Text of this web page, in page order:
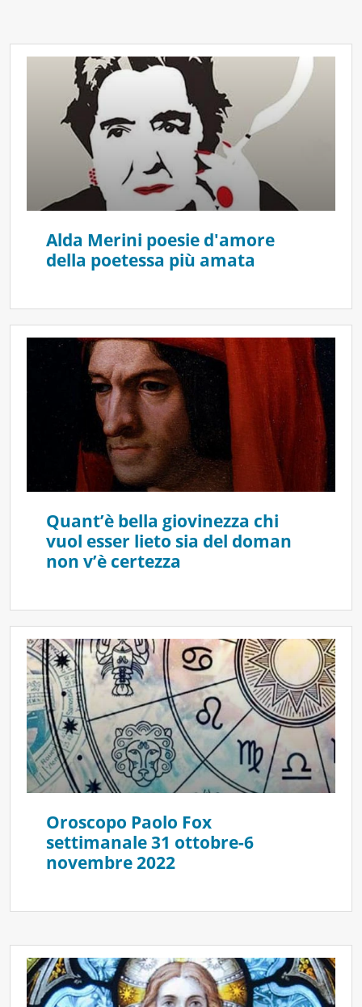
Alda Merini poesie d'amore
della poetessa più amata
Quant’è bella giovinezza chi
vuol esser lieto sia del doman
non v’è certezza
Oroscopo Paolo Fox
settimanale 31 ottobre-6
novembre 2022